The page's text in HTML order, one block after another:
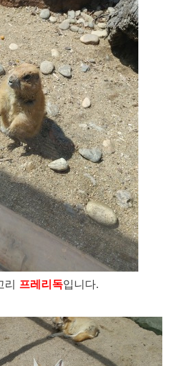
리 프레리독입니다.